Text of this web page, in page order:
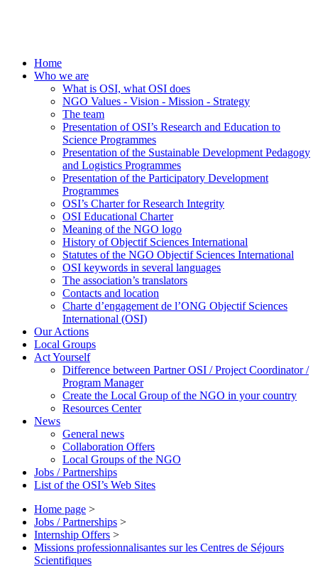
Home
Who we are
What is OSI, what OSI does
NGO Values - Vision - Mission - Strategy
The team
Presentation of OSI’s Research and Education to
Science Programmes
Presentation of the Sustainable Development Pedagogy
and Logistics Programmes
Presentation of the Participatory Development
Programmes
OSI’s Charter for Research Integrity
OSI Educational Charter
Meaning of the NGO logo
History of Objectif Sciences International
Statutes of the NGO Objectif Sciences International
OSI keywords in several languages
The association’s translators
Contacts and location
Charte d’engagement de l’ONG Objectif Sciences
International (OSI)
Our Actions
Local Groups
Act Yourself
Difference between Partner OSI / Project Coordinator /
Program Manager
Create the Local Group of the NGO in your country
Resources Center
News
General news
Collaboration Offers
Local Groups of the NGO
Jobs / Partnerships
List of the OSI’s Web Sites
Home page >
Jobs / Partnerships >
Internship Offers >
Missions professionnalisantes sur les Centres de Séjours
Scientifiques